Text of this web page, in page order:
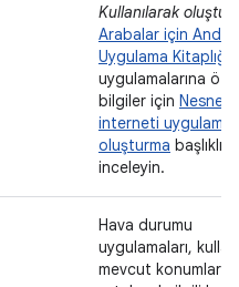
Kullanılarak
Arabalar için
Uygulama Kitaplığı
uygulamalarına
bilgiler için
interneti
oluşturma başlıklı
inceleyin.
Hava durumu
uygulamaları,
mevcut